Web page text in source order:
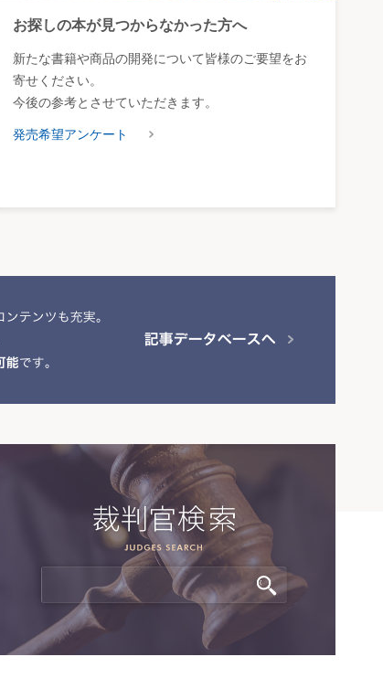
お探しの本が見つからなかった方へ
新たな書籍や商品の開発について皆様のご要望をお
寄せください。
今後の参考とさせていただきます。
発売希望アンケート